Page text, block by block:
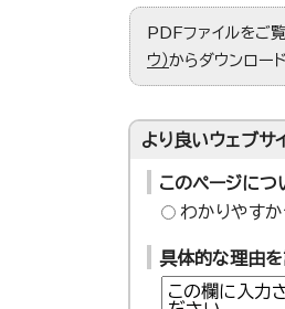
PDFファイルをご
ウ）からダウンロード
より良いウェブサ
このページに
わかりやすか
具体的な理由を